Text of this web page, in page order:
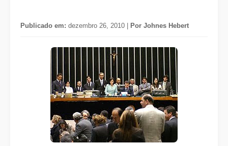
Publicado em: dezembro 26, 2010 | Por Johnes Hebert